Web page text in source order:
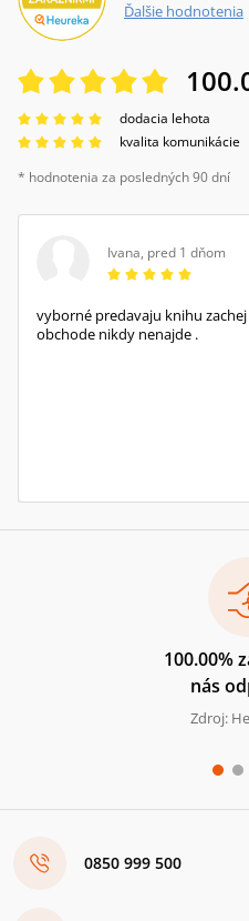
Ďalšie hodnotenia
dodacia lehota
kvalita komunikácie
* hodnotenia za posledných 90 dní
Ivana, pred 1 dňom
vyborné predavaju knihu
obchode nikdy nenajde .
100.00%
nás
Zdroj:
0850 999 500